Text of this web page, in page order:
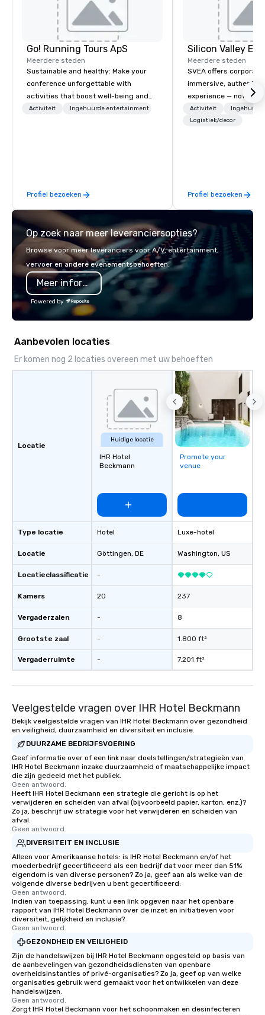
Go! Running Tours ApS
Meerdere steden
Sustainable and healthy: Make your
conference unforgettable with
activities that boost well-being and
lower carbon footprints. Explore the
Activiteit Ingehuurde entertainment
Profiel bezoeken
Meerdere steden
SVEA offers
immersive, authentic
experience — not a
transformation. We
facilitate custom
offsites. Whether
think like a Silicon
world's fastest-
or walk away with a
innovation playbook,
seniority, and
Activiteit
Logistiek/decor
Profiel bezoeken
Op zoek naar meer leveranciersopties?
Browse voor meer leveranciers voor A/V, entertainment,
vervoer en andere evenementsbehoeften.
Meer informatie
Powered by
Aanbevolen locaties
Er komen nog 2 locaties overeen met uw behoeften
Locatie
Type locatie
Locatie
Locatieclassificatie
Kamers
Vergaderzalen
Grootste zaal
Vergaderruimte
Huidige locatie
IHR Hotel
Beckmann
Hotel
Göttingen, DE
-
20
-
-
-
Promote your
venue
Luxe-hotel
Washington, US
237
8
1.800 ft²
7.201 ft²
Veelgestelde vragen over IHR Hotel Beckmann
Bekijk veelgestelde vragen van IHR Hotel Beckmann over gezondheid
en veiligheid, duurzaamheid en diversiteit en inclusie.
DUURZAME BEDRIJFSVOERING
Geef informatie over of een link naar doelstellingen/strategieën van
IHR Hotel Beckmann inzake duurzaamheid of maatschappelijke impact
die zijn gedeeld met het publiek.
Geen antwoord.
Heeft IHR Hotel Beckmann een strategie die gericht is op het
verwijderen en scheiden van afval (bijvoorbeeld papier, karton, enz.)?
Zo ja, beschrijf uw strategie voor het verwijderen en scheiden van
afval.
Geen antwoord.
DIVERSITEIT EN INCLUSIE
Alleen voor Amerikaanse hotels: is IHR Hotel Beckmann en/of het
moederbedrijf gecertificeerd als een bedrijf dat voor meer dan 51%
eigendom is van diverse personen? Zo ja, geef aan als welke van de
volgende diverse bedrijven u bent gecertificeerd:
Geen antwoord.
Indien van toepassing, kunt u een link opgeven naar het openbare
rapport van IHR Hotel Beckmann over de inzet en initiatieven voor
diversiteit, gelijkheid en inclusie?
Geen antwoord.
GEZONDHEID EN VEILIGHEID
Zijn de handelswijzen bij IHR Hotel Beckmann opgesteld op basis van
de aanbevelingen van gezondheidsdiensten van openbare
overheidsinstanties of privé-organisaties? Zo ja, geef op van welke
organisaties gebruik werd gemaakt voor het ontwikkelen van deze
handelswijzen.
Geen antwoord.
Zorgt IHR Hotel Beckmann voor het schoonmaken en desinfecteren